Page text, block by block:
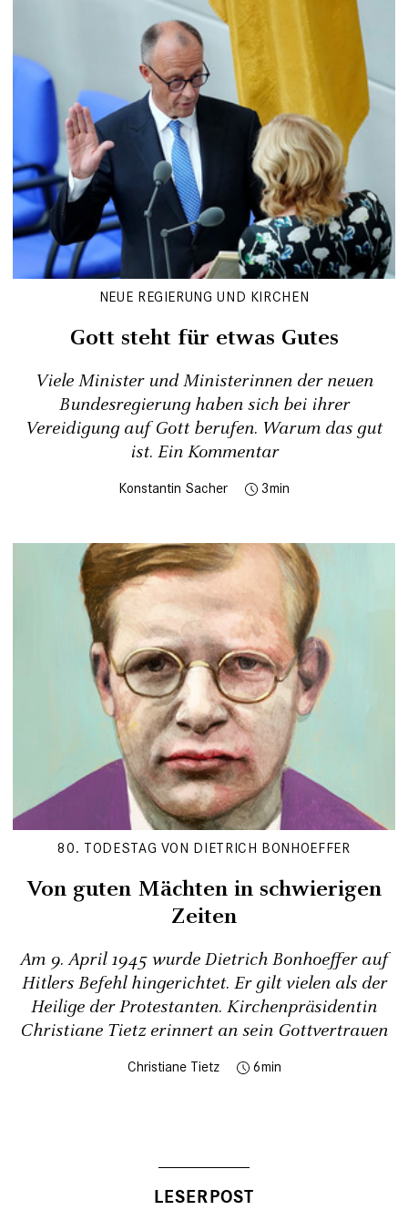
NEUE REGIERUNG UND KIRCHEN
Gott steht für etwas Gutes
Viele Minister und Ministerinnen der neuen
Bundesregierung haben sich bei ihrer
Vereidigung auf Gott berufen. Warum das gut
ist. Ein Kommentar
Konstantin Sacher 3
80. TODESTAG VON DIETRICH BONHOEFFER
Von guten Mächten in schwierigen
Zeiten
Am 9. April 1945 wurde Dietrich Bonhoeffer auf
Hitlers Befehl hingerichtet. Er gilt vielen als der
Heilige der Protestanten. Kirchenpräsidentin
Christiane Tietz erinnert an sein Gottvertrauen
Christiane Tietz 6